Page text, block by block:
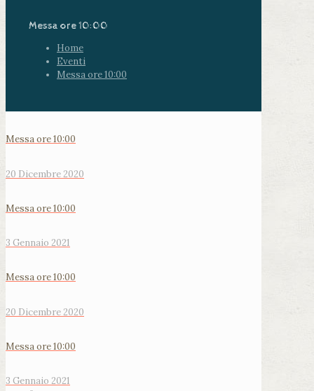
Messa ore 10:00
Home
Eventi
Messa ore 10:00
Messa ore 10:00
20 Dicembre 2020
Messa ore 10:00
3 Gennaio 2021
Messa ore 10:00
20 Dicembre 2020
Messa ore 10:00
3 Gennaio 2021